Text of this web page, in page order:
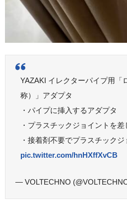
YAZAKI イレクターパイプ用「
称）」アダプタ
・パイプに挿入するアダプタ
・プラスチックジョイントを
・接着剤不要でプラスチック
pic.twitter.com/hnHXffXvCB
— VOLTECHNO